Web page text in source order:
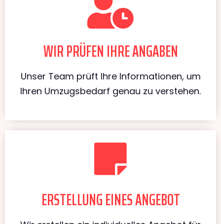
WIR PRÜFEN IHRE ANGABEN
Unser Team prüft Ihre Informationen, um
Ihren Umzugsbedarf genau zu verstehen.
ERSTELLUNG EINES ANGEBOT